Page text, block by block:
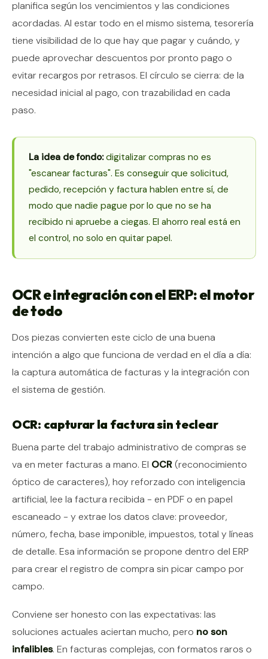
planifica según los vencimientos y las condiciones
acordadas. Al estar todo en el mismo sistema, tesorería
tiene visibilidad de lo que hay que pagar y cuándo, y
puede aprovechar descuentos por pronto pago o
evitar recargos por retrasos. El círculo se cierra: de la
necesidad inicial al pago, con trazabilidad en cada
paso.
La idea de fondo:digitalizar compras no es
"escanear facturas". Es conseguir que solicitud,
pedido, recepción y factura hablen entre sí, de
modo que nadie pague por lo que no se ha
recibido ni apruebe a ciegas. El ahorro real está en
el control, no solo en quitar papel.
OCR e integración con el ERP: el motor
de todo
Dos piezas convierten este ciclo de una buena
intención a algo que funciona de verdad en el día a día:
la captura automática de facturas y la integración con
el sistema de gestión.
OCR: capturar la factura sin teclear
Buena parte del trabajo administrativo de compras se
va en meter facturas a mano. El OCR(reconocimiento
óptico de caracteres), hoy reforzado con inteligencia
artificial, lee la factura recibida - en PDF o en papel
escaneado - y extrae los datos clave: proveedor,
número, fecha, base imponible, impuestos, total y líneas
de detalle. Esa información se propone dentro del ERP
para crear el registro de compra sin picar campo por
campo.
Conviene ser honesto con las expectativas: las
soluciones actuales aciertan mucho, pero no son
infalibles. En facturas complejas, con formatos raros o